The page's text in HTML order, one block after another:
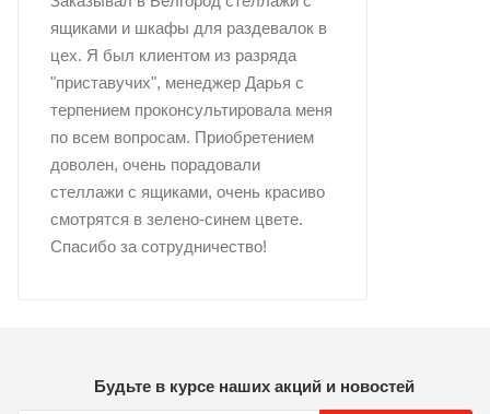
ящиками и шкафы для раздевалок в
цех. Я был клиентом из разряда
"приставучих", менеджер Дарья с
терпением проконсультировала меня
по всем вопросам. Приобретением
доволен, очень порадовали
стеллажи с ящиками, очень красиво
смотрятся в зелено-синем цвете.
Спасибо за сотрудничество!
Будьте в курсе наших акций и новостей